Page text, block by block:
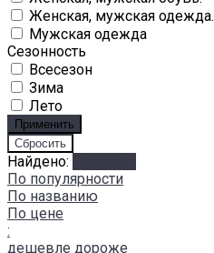
Женская, мужская одежда.
Мужская одежда
Сезонность
Всесезон
Зима
Лето
Найдено:
По популярности
По названию
По цене
:
дешевле дороже